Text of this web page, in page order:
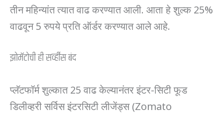
तीन महिन्यांत त्यात वाढ करण्यात आली. आता हे शुल्क 25%
वाढवून 5 रुपये प्रति ऑर्डर करण्यात आले आहे.
झोमॅटोची ही सर्व्हीस बंद
प्लॅटफॉर्म शुल्कात 25 वाढ केल्यानंतर इंटर-सिटी फूड
डिलीव्हरी सर्विस इंटरसिटी लीजेंड्स (Zomato